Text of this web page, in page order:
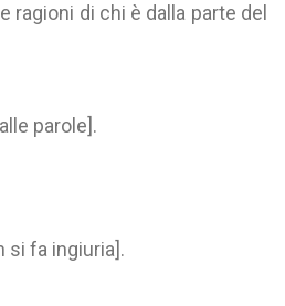
ragioni di chi è dalla parte del
parole].
si fa ingiuria].